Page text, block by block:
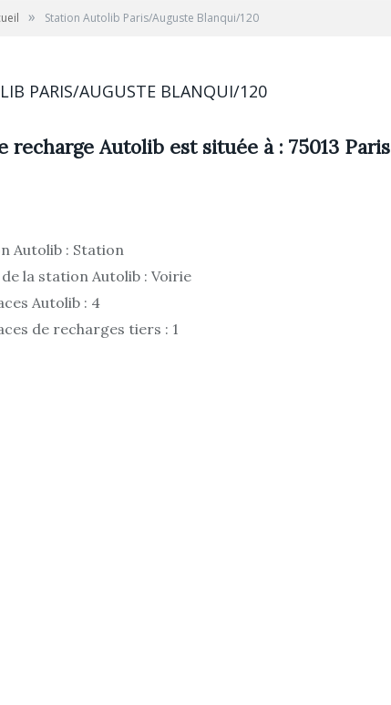
» Station Autolib Paris/Auguste Blanqui/120
PARIS/AUGUSTE BLANQUI/120
recharge Autolib est située à : 75013 Paris
Autolib : Station
la station Autolib : Voirie
Autolib : 4
de recharges tiers : 1